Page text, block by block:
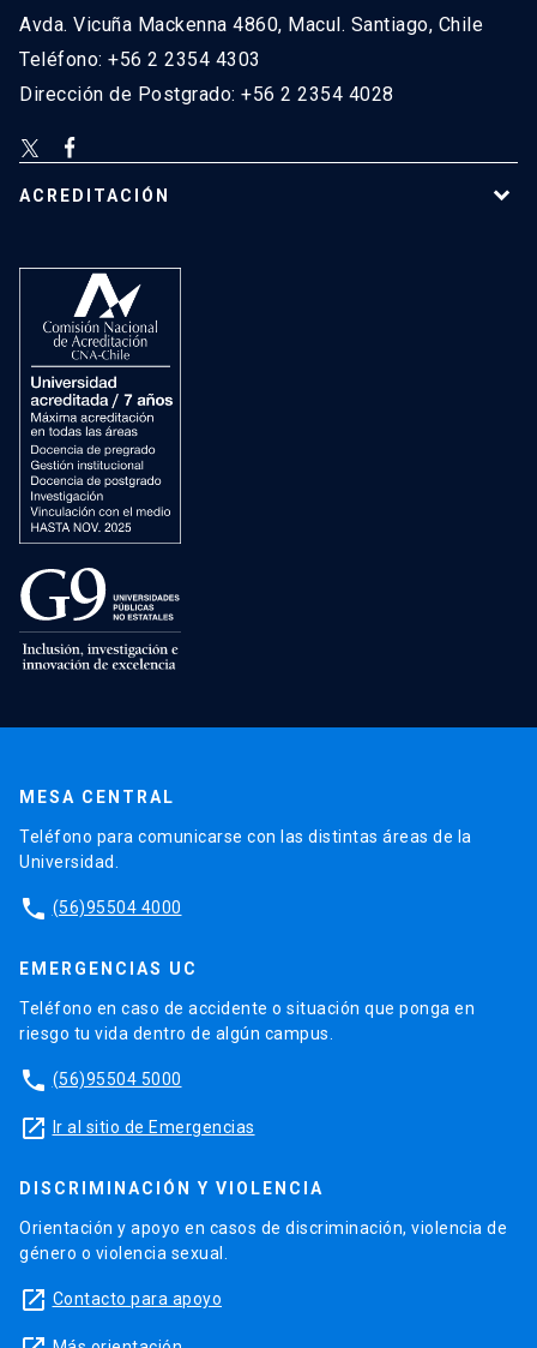
Avda. Vicuña Mackenna 4860, Macul. Santiago, Chile
Teléfono: +56 2 2354 4303
Dirección de Postgrado: +56 2 2354 4028
ACREDITACIÓN
MESA CENTRAL
Teléfono para comunicarse con las distintas áreas de la
Universidad.
phone (56)95504 4000
EMERGENCIAS UC
Teléfono en caso de accidente o situación que ponga en
riesgo tu vida dentro de algún campus.
phone (56)95504 5000
launch Ir al sitio de Emergencias
DISCRIMINACIÓN Y VIOLENCIA
Orientación y apoyo en casos de discriminación, violencia de
género o violencia sexual.
launch Contacto para apoyo